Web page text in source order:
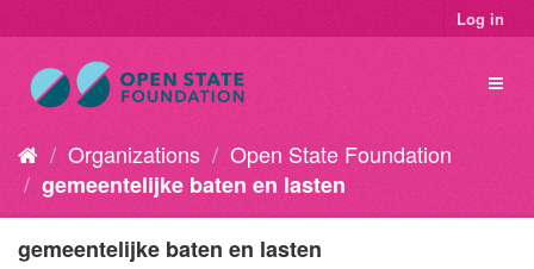
Log in
Organizations
Open State Foundation
gemeentelijke baten en lasten
gemeentelijke baten en lasten